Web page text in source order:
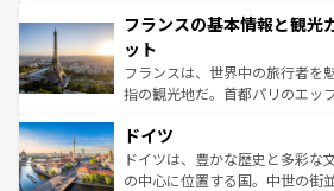
ませてくれるイタリアで、忘れ
なお、新着のイタリア情報は
しい。
文化が根付くこの国では、情熱
れる闘牛、そして美味しいタパ
る。首都マドリードの洗練され
アートに溢れた街角から、地方
せる。地方によって風土や気候
性で訪れ
ンテンツ一覧を参照してほしい
フランスの基本情報と観光
ット
フランスは、世界中の旅行者を
指の観光地だ。首都パリのエッ
で、幅広い魅力が詰まっている
聖堂、美しいビーチ、そして豊
から魅了する。また、フランス
ドイツ
ドイツは、豊かな歴史と多彩な
の中心に位置する国。中世の街